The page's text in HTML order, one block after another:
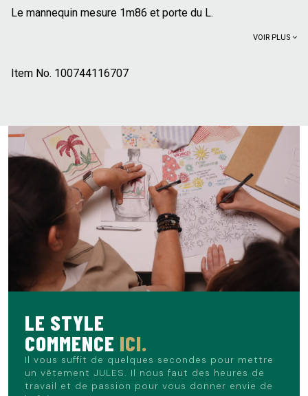
Le mannequin mesure 1m86 et porte du L.
VOIR PLUS
Item No. 100744116707
LE STYLE
COMMENCE ICI.
Il vous suffit de quelques secondes pour mettre
un vêtement JULES. Il nous faut des heures de
travail et de passion pour vous donner envie de